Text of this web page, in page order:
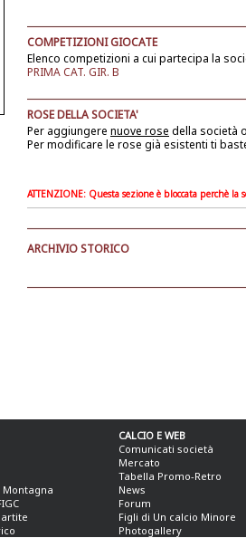
COMPETIZIONI GIOCATE
Elenco competizioni a cui partecipa la
PRIMA CAT. GIR. B
ROSE DELLA SOCIETA'
Per aggiungere nuove rose della società
Per modificare le rose già esistenti ti
ATTENZIONE: Questa sezione è bloccata perchè
ARCHIVIO STORICO
CALCIO E WEB
Comunicati società
Mercato
Tabella Promo-Retro
News
Forum
Figli di Un calcio Minore
Photogallery